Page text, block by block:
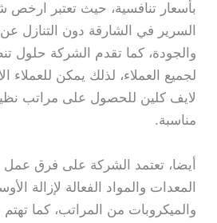
بأسعار تنافسية، حيث تعتبر
السرير في الشارقة دون التنازل
والجودة، كما تقدم الشركة حلول
لجميع العملاء، لذلك يمكن للعملاء
لايف كلين للحصول على مراتب
مناسبة.
أيضا، تعتمد الشركة على فرق
المعدات والمواد الفعالة لإزالة
والميكروبات من المراتب، كما